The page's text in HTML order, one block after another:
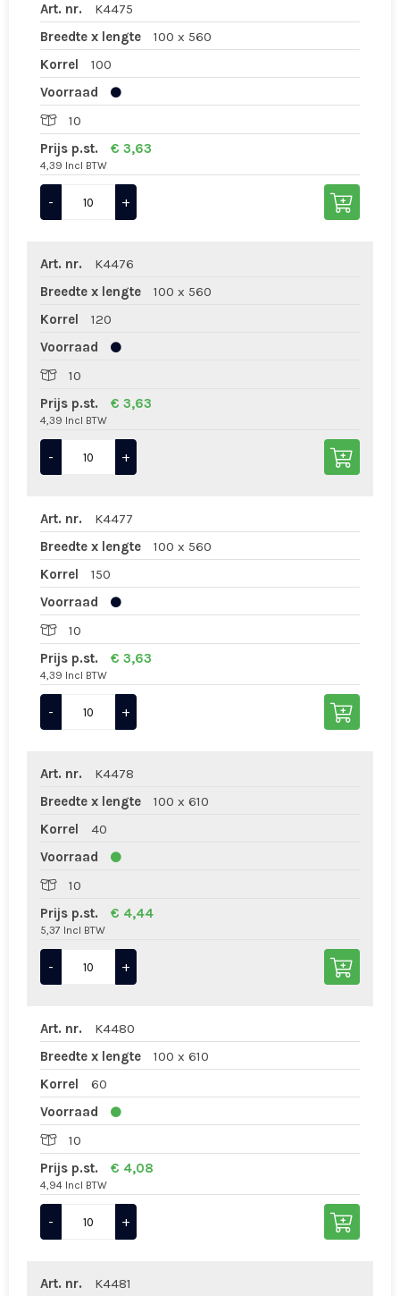
Art. nr.
K4475
Breedte x lengte
100 x 560
Korrel
100
Voorraad
10
Prijs p.st.
€ 3,63
4,39 Incl BTW
- +
Art. nr.
K4476
Breedte x lengte
100 x 560
Korrel
120
Voorraad
10
Prijs p.st.
€ 3,63
4,39 Incl BTW
- +
Art. nr.
K4477
Breedte x lengte
100 x 560
Korrel
150
Voorraad
10
Prijs p.st.
€ 3,63
4,39 Incl BTW
- +
Art. nr.
K4478
Breedte x lengte
100 x 610
Korrel
40
Voorraad
10
Prijs p.st.
€ 4,44
5,37 Incl BTW
- +
Art. nr.
K4480
Breedte x lengte
100 x 610
Korrel
60
Voorraad
10
Prijs p.st.
€ 4,08
4,94 Incl BTW
- +
Art. nr.
K4481